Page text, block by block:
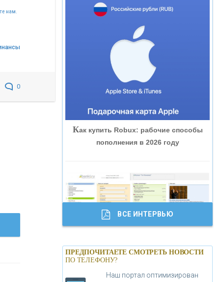
нам.
0
«НОВИКОМБАНК»
«СМП БАНК»
«ВНЕШПРОМБАНК»
«БАНК ГЛОБЭКС»
«ТРАСТ»
«ГАЗПРОМБАНК»
«МОСКОВСКИЙ КРЕДИТНЫЙ
БАНК»
Как купить Robux: рабочие способы
пополнения в 2026 году
Банки.ру обновил логотип впервые за
19 лет - «Лента новостей»
ВСЕ ИНТЕРВЬЮ
ПРЕДПОЧИТАЕТЕ СМОТРЕТЬ НОВОСТИ
ПО ТЕЛЕФОНУ?
Наш портал оптимизирован